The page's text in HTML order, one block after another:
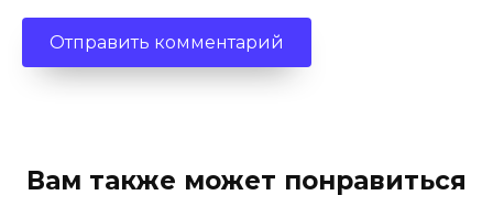
Вам также может понравиться